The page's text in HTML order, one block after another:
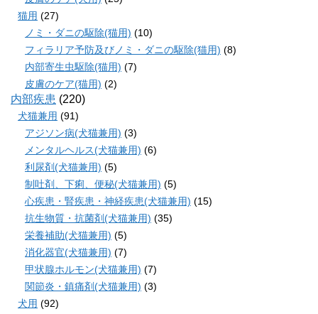
猫用 (27)
ノミ・ダニの駆除(猫用) (10)
フィラリア予防及びノミ・ダニの駆除(猫用) (8)
内部寄生虫駆除(猫用) (7)
皮膚のケア(猫用) (2)
内部疾患 (220)
犬猫兼用 (91)
アジソン病(犬猫兼用) (3)
メンタルヘルス(犬猫兼用) (6)
利尿剤(犬猫兼用) (5)
制吐剤、下痢、便秘(犬猫兼用) (5)
心疾患・腎疾患・神経疾患(犬猫兼用) (15)
抗生物質・抗菌剤(犬猫兼用) (35)
栄養補助(犬猫兼用) (5)
消化器官(犬猫兼用) (7)
甲状腺ホルモン(犬猫兼用) (7)
関節炎・鎮痛剤(犬猫兼用) (3)
犬用 (92)